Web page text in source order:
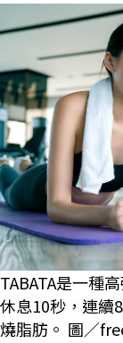
TABATA是一種
休息10秒，連續
燒脂肪。 圖／